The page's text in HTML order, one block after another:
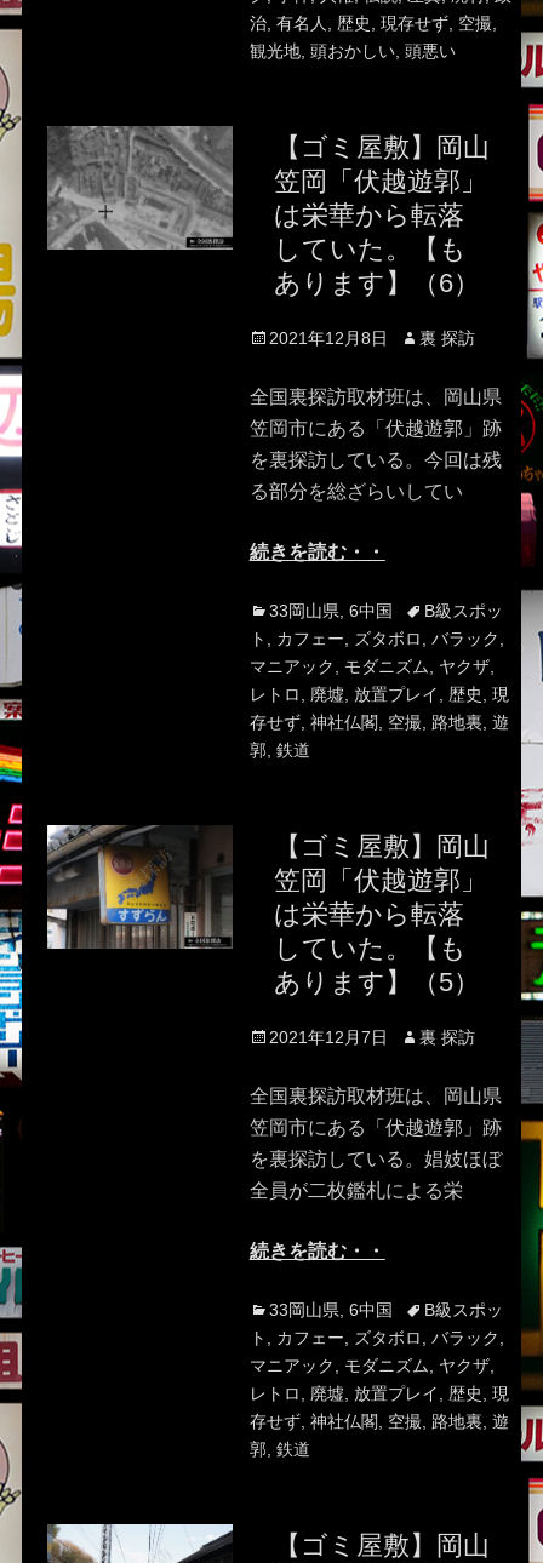
治, 有名人 歴史 現存せず, 空撮,
観光地, 頭おかしい, 頭悪い
【ゴミ屋敷】岡山
笠岡「伏越遊郭」
は栄華から転落
していた。【も
あります】（6）
Posted
2021年12月8日 Author
裏 探訪
全国裏探訪取材班は、岡山県
笠岡市にある「伏越遊郭」跡
を裏探訪している。今回は残
る部分を総ざらいしてい
続きを読む・・
Categories
33岡山県 6中国 TagsB級スポッ
ト
カフェー ズタボロ バラック
マニアック
モダニズム ヤクザ,
レトロ
廃墟 放置プレイ 歴史
現
存せず, 神社仏閣 空撮, 路地裏 遊
郭, 鉄道
【ゴミ屋敷】岡山
笠岡「伏越遊郭」
は栄華から転落
していた。【も
あります】（5）
Posted
2021年12月7日 Author
裏 探訪
全国裏探訪取材班は、岡山県
笠岡市にある「伏越遊郭」跡
を裏探訪している。娼妓ほぼ
全員が二枚鑑札による栄
続きを読む・・
Categories
33岡山県 6中国 TagsB級スポッ
ト
カフェー ズタボロ バラック
マニアック
モダニズム ヤクザ,
レトロ
廃墟 放置プレイ 歴史
現
存せず, 神社仏閣 空撮, 路地裏 遊
郭, 鉄道
【ゴミ屋敷】岡山